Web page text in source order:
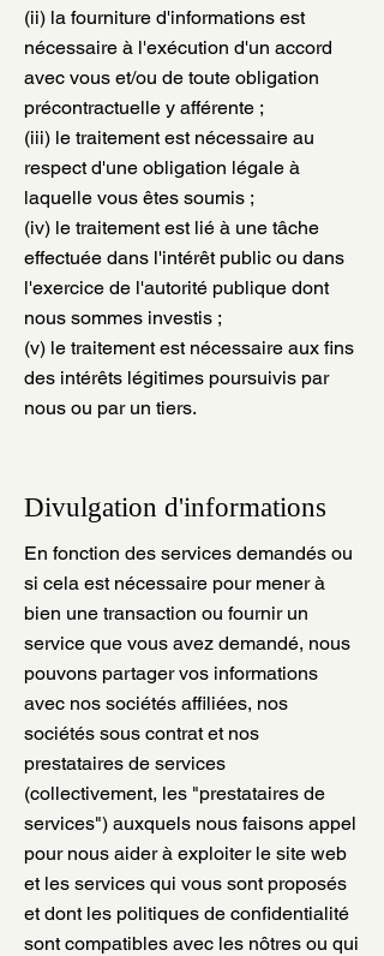
(ii) la fourniture d'informations est
nécessaire à l'exécution d'un accord
avec vous et/ou de toute obligation
précontractuelle y afférente ;
(iii) le traitement est nécessaire au
respect d'une obligation légale à
laquelle vous êtes soumis ;
(iv) le traitement est lié à une tâche
effectuée dans l'intérêt public ou dans
l'exercice de l'autorité publique dont
nous sommes investis ;
(v) le traitement est nécessaire aux fins
des intérêts légitimes poursuivis par
nous ou par un tiers.
Divulgation d'informations
En fonction des services demandés ou
si cela est nécessaire pour mener à
bien une transaction ou fournir un
service que vous avez demandé, nous
pouvons partager vos informations
avec nos sociétés affiliées, nos
sociétés sous contrat et nos
prestataires de services
(collectivement, les "prestataires de
services") auxquels nous faisons appel
pour nous aider à exploiter le site web
et les services qui vous sont proposés
et dont les politiques de confidentialité
sont compatibles avec les nôtres ou qui